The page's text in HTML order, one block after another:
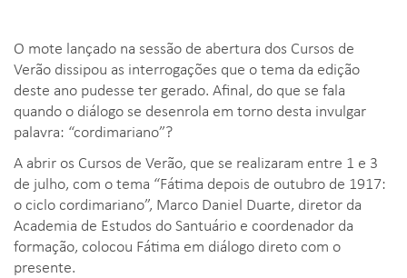
O mote lançado na sessão de abertura dos Cursos de
Verão dissipou as interrogações que o tema da edição
deste ano pudesse ter gerado. Afinal, do que se fala
quando o diálogo se desenrola em torno desta invulgar
palavra: “cordimariano”?
A abrir os Cursos de Verão, que se realizaram entre 1 e 3
de julho, com o tema “Fátima depois de outubro de 1917:
o ciclo cordimariano”, Marco Daniel Duarte, diretor da
Academia de Estudos do Santuário e coordenador da
formação, colocou Fátima em diálogo direto com o
presente.